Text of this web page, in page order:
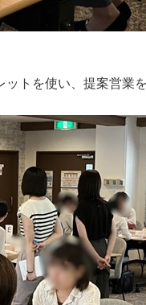
トを使い、提案営業